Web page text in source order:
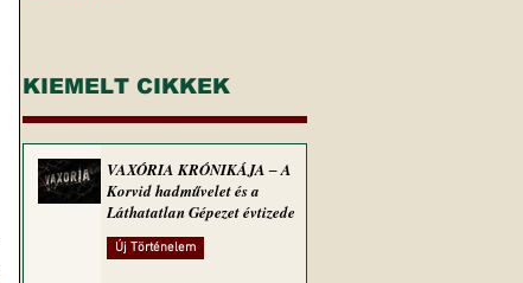
KIEMELT CIKKEK
VAXÓRIA KRÓNIKÁJA ‒ A
Korvid hadművelet és a
Láthatatlan Gépezet évtizede
Új Történelem